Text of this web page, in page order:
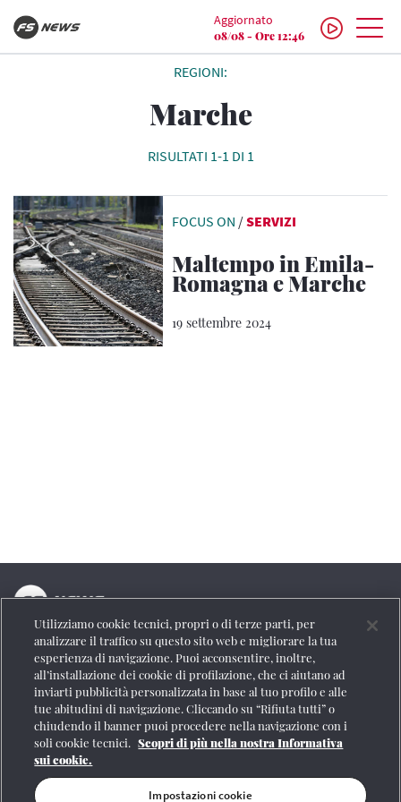
Aggiornato
08/08 - Ore 12:46
REGIONI:
Marche
RISULTATI 1-1 DI 1
FOCUS ON /SERVIZI
Maltempo in Emila-
Romagna e Marche
19 settembre 2024
La testata online del Gruppo FS Italiane
Social
Se vuoi contattarci o avere altre informazioni
CONTATTI
Utilizziamo cookie tecnici, propri o di terze parti, per
analizzare il traffico su questo sito web e migliorare la tua
esperienza di navigazione. Puoi acconsentire, inoltre,
all’installazione dei cookie di profilazione, che ci aiutano ad
inviarti pubblicità personalizzata in base al tuo profilo e alle
tue abitudini di navigazione. Cliccando su “Rifiuta tutti” o
chiudendo il banner puoi procedere nella navigazione con i
soli cookie tecnici. Scopri di più nella nostra Informativa
sui cookie.
Impostazioni cookie